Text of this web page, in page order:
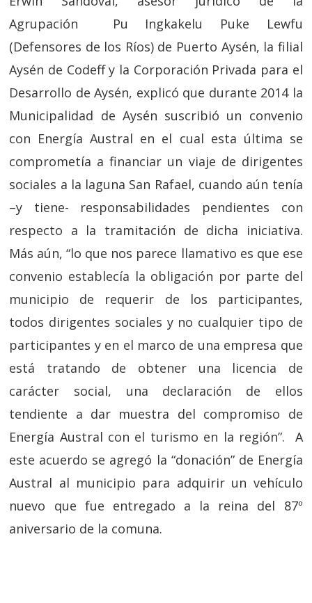
Agrupación Pu Ingkakelu Puke Lewfu
(Defensores de los Ríos) de Puerto Aysén, la filial
Aysén de Codeff y la Corporación Privada para el
Desarrollo de Aysén, explicó que durante 2014 la
Municipalidad de Aysén suscribió un convenio
con Energía Austral en el cual esta última se
comprometía a financiar un viaje de dirigentes
sociales a la laguna San Rafael, cuando aún tenía
–y tiene- responsabilidades pendientes con
respecto a la tramitación de dicha iniciativa.
Más aún, “lo que nos parece llamativo es que ese
convenio establecía la obligación por parte del
municipio de requerir de los participantes,
todos dirigentes sociales y no cualquier tipo de
participantes y en el marco de una empresa que
está tratando de obtener una licencia de
carácter social, una declaración de ellos
tendiente a dar muestra del compromiso de
Energía Austral con el turismo en la región”. A
este acuerdo se agregó la “donación” de Energía
Austral al municipio para adquirir un vehículo
nuevo que fue entregado a la reina del 87º
aniversario de la comuna.